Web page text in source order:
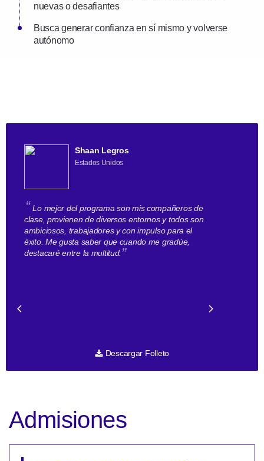
nuevas o desafiantes
Busca generar confianza en sí mismo y volverse
autónomo
Shaan Legros
Estados Unidos
“Lo mejor del programa son mis compañeros de
clase, provienen de diversos entornos y todos son
ambiciosos, trabajadores y con impulso para el
éxito. Me gusta saber que cuando me gradúe,
destacaré entre la multitud. ”
Descargar Folleto
Admisiones